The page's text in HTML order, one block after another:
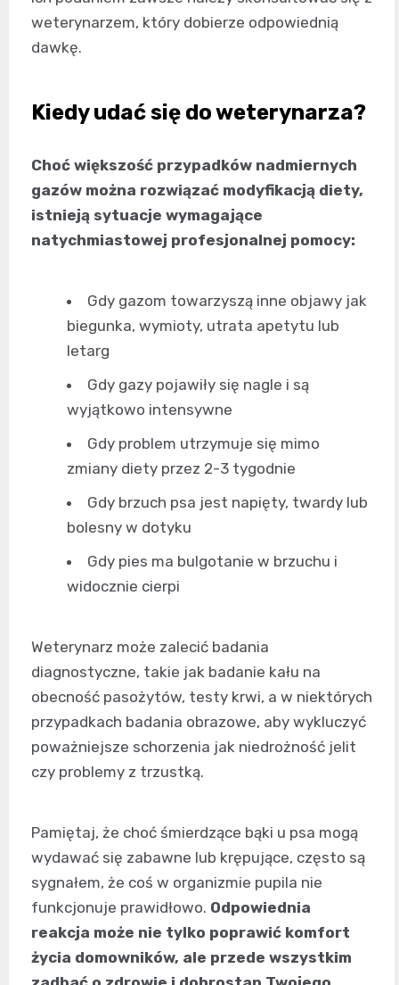
weterynarzem, który dobierze odpowiednią
dawkę.
Kiedy udać się do weterynarza?
Choć większość przypadków nadmiernych
gazów można rozwiązać modyfikacją diety,
istnieją sytuacje wymagające
natychmiastowej profesjonalnej pomocy:
Gdy gazom towarzyszą inne objawy jak
biegunka, wymioty, utrata apetytu lub
letarg
Gdy gazy pojawiły się nagle i są
wyjątkowo intensywne
Gdy problem utrzymuje się mimo
zmiany diety przez 2-3 tygodnie
Gdy brzuch psa jest napięty, twardy lub
bolesny w dotyku
Gdy pies ma bulgotanie w brzuchu i
widocznie cierpi
Weterynarz może zalecić badania
diagnostyczne, takie jak badanie kału na
obecność pasożytów, testy krwi, a w niektórych
przypadkach badania obrazowe, aby wykluczyć
poważniejsze schorzenia jak niedrożność jelit
czy problemy z trzustką.
Pamiętaj, że choć śmierdzące bąki u psa mogą
wydawać się zabawne lub krępujące, często są
sygnałem, że coś w organizmie pupila nie
funkcjonuje prawidłowo. Odpowiednia
reakcja może nie tylko poprawić komfort
życia domowników, ale przede wszystkim